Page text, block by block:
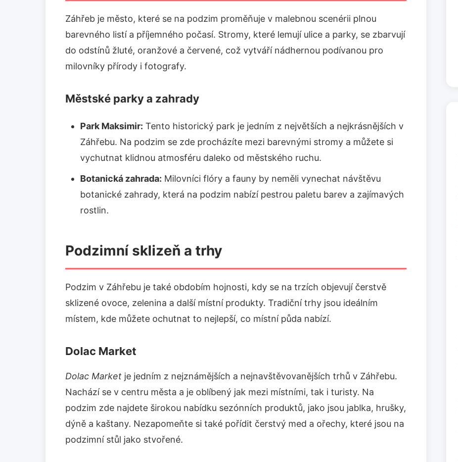
Záhřeb je město, které se na podzim proměňuje v malebnou scenérii plnou
barevného listí a příjemného počasí. Stromy, které lemují ulice a parky, se zbarvují
do odstínů žluté, oranžové a červené, což vytváří nádhernou podívanou pro
milovníky přírody i fotografy.
Městské parky a zahrady
Park Maksimir: Tento historický park je jedním z největších a nejkrásnějších v
Záhřebu. Na podzim se zde procházíte mezi barevnými stromy a můžete si
vychutnat klidnou atmosféru daleko od městského ruchu.
Botanická zahrada: Milovníci flóry a fauny by neměli vynechat návštěvu
botanické zahrady, která na podzim nabízí pestrou paletu barev a zajímavých
rostlin.
Podzimní sklizeň a trhy
Podzim v Záhřebu je také obdobím hojnosti, kdy se na trzích objevují čerstvě
sklizené ovoce, zelenina a další místní produkty. Tradiční trhy jsou ideálním
místem, kde můžete ochutnat to nejlepší, co místní půda nabízí.
Dolac Market
Dolac Market je jedním z nejznámějších a nejnavštěvovanějších trhů v Záhřebu.
Nachází se v centru města a je oblíbený jak mezi místními, tak i turisty. Na
podzim zde najdete širokou nabídku sezónních produktů, jako jsou jablka, hrušky,
dýně a kaštany. Nezapomeňte si také pořídit čerstvý med a ořechy, které jsou na
podzimní stůl jako stvořené.